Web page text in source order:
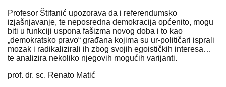
Profesor Štifanić upozorava da i referendumsko
izjašnjavanje, te neposredna demokracija općenito, mogu
biti u funkciji uspona fašizma novog doba i to kao
„demokratsko pravo“ građana kojima su ur-političari isprali
mozak i radikalizirali ih zbog svojih egoističkih interesa…
te analizira nekoliko njegovih mogućih varijanti.
prof. dr. sc. Renato Matić